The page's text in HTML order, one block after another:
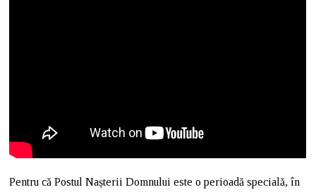
Pentru că Postul Nașterii Domnului este o perioadă specială, în